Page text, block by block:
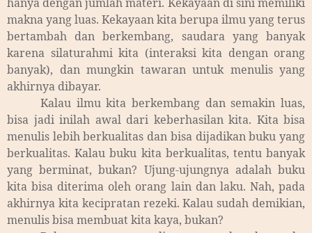
makna yang luas. Kekayaan kita berupa ilmu yang terus
bertambah dan berkembang, saudara yang banyak
karena silaturahmi kita (interaksi kita dengan orang
banyak), dan mungkin tawaran untuk menulis yang
akhirnya dibayar.
Kalau ilmu kita berkembang dan semakin luas,
bisa jadi inilah awal dari keberhasilan kita. Kita bisa
menulis lebih berkualitas dan bisa dijadikan buku yang
berkualitas. Kalau buku kita berkualitas, tentu banyak
yang berminat, bukan? Ujung-ujungnya adalah buku
kita bisa diterima oleh orang lain dan laku. Nah, pada
akhirnya kita kecipratan rezeki. Kalau sudah demikian,
menulis bisa membuat kita kaya, bukan?